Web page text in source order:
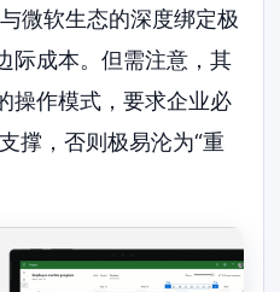
微软生态的深度绑定极
际成本。但需注意，其
操作模式，要求企业必
撑，否则极易沦为“重